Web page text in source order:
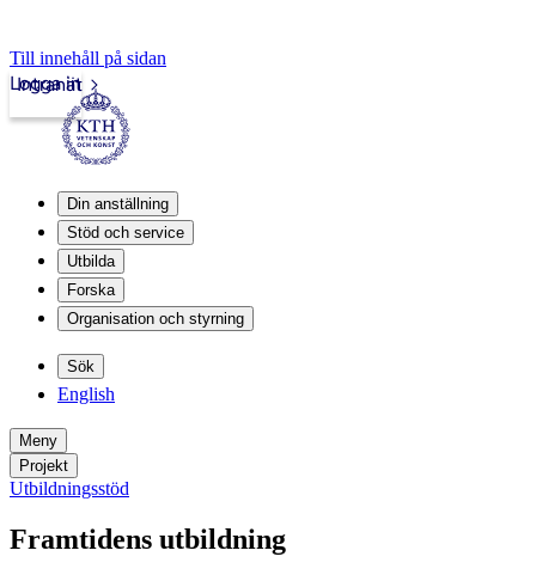
Till innehåll på sidan
Intranät
Logga in
Din anställning
Stöd och service
Utbilda
Forska
Organisation och styrning
Sök
English
Meny
Projekt
Utbildningsstöd
Framtidens utbildning